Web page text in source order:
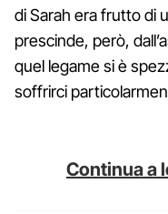
di Sarah era frutto di
prescinde, però,
quel legame si è
soffrirci
Continua a